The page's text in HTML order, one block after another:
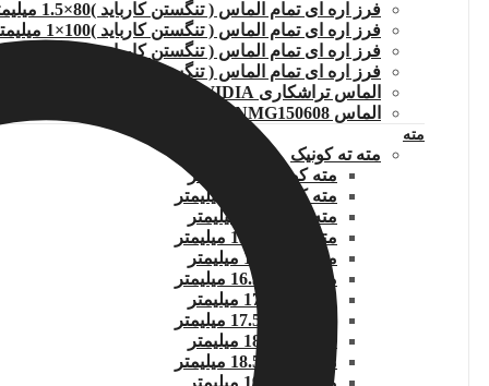
فرز اره ای تمام الماس ( تنگستن کارباید )80×1.5 میلیمتر
فرز اره ای تمام الماس ( تنگستن کارباید )100×1 میلیمتر
فرز اره ای تمام الماس ( تنگستن کارباید )100×1.2میلیمتر
فرز اره ای تمام الماس ( تنگستن کارباید )100×1.5میلیمتر
الماس تراشکاری TCMT110204.WIDIA
الماس DNMG150608
مته
مته ته کونیک
مته کونیک 14 میلیمتر
مته کونیک 14.5 میلیمتر
مته کونیک 15 میلیمتر
مته کونیک 15.5 میلیمتر
مته کونیک 16 میلیمتر
مته کونیک 16.5 میلیمتر
مته کونیک 17 میلیمتر
مته کونیک 18 میلیمتر
مته کونیک 18.5 میلیمتر
مته کونیک 19 میلیمتر